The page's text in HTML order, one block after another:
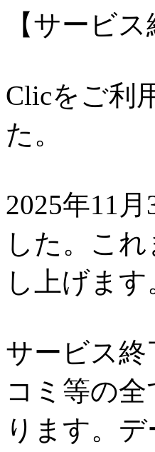
【サービ
Clicをご利
た。
2025年11
した。こ
し上げます
サービス
コミ等の
ります。